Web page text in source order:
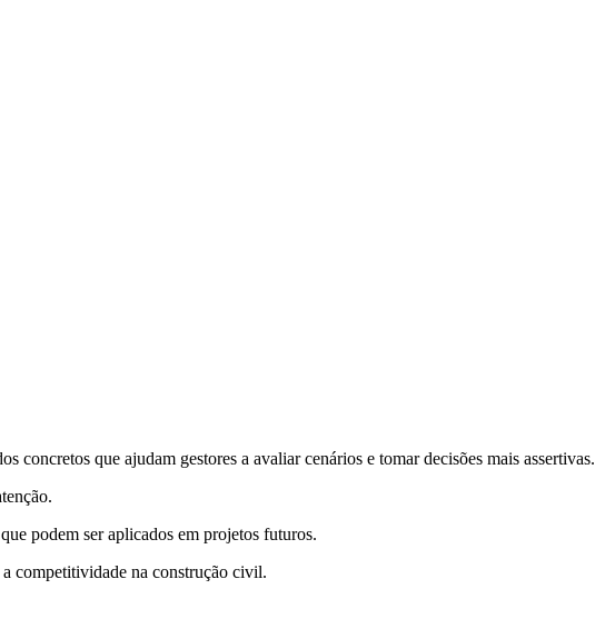
que ajudam gestores a avaliar cenários e tomar decisões mais assertivas.
podem ser aplicados em projetos futuros.
a competitividade na construção civil.